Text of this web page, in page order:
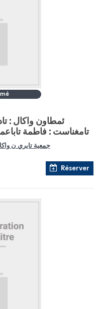
ئمطاون واكال :
تامغناست : فاطمة
جمعية تايري ن
Réserver